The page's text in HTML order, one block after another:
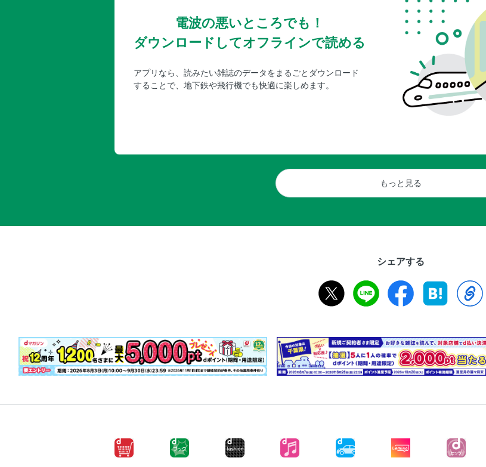
電波の悪いところでも！
ダウンロードしてオフラインで読める
アプリなら、読みたい雑誌のデータをまるごとダウンロード
することで、地下鉄や飛行機でも快適に楽しめます。
もっと見る
シェアする